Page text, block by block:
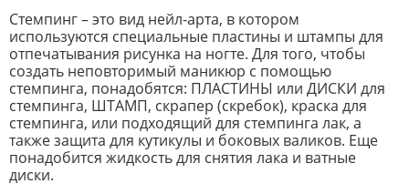
Стемпинг – это вид нейл-арта, в котором
используются специальные пластины и штампы для
отпечатывания рисунка на ногте. Для того, чтобы
создать неповторимый маникюр с помощью
стемпинга, понадобятся: ПЛАСТИНЫ или ДИСКИ для
стемпинга, ШТАМП, скрапер (скребок), краска для
стемпинга, или подходящий для стемпинга лак, а
также защита для кутикулы и боковых валиков. Еще
понадобится жидкость для снятия лака и ватные
диски.